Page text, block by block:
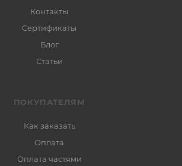
Контакты
Сертификаты
Блог
Статьи
ПОКУПАТЕЛЯМ
Как заказать
Оплата
Оплата частями